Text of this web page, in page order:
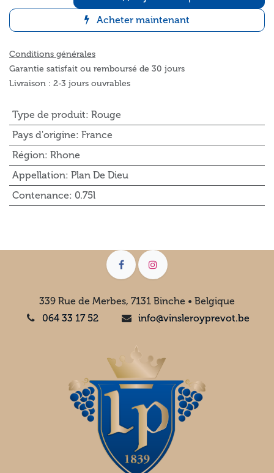
Acheter maintenant
Conditions générales
Garantie satisfait ou remboursé de 30 jours
Livraison : 2-3 jours ouvrables
Type de produit: Rouge
Pays d'origine: France
Région: Rhone
Appellation: Plan De Dieu
Contenance: 0.75l
339 Rue de Merbes, 7131 Binche • Belgique
064 33 17 52
info@vinsleroyprevot.be